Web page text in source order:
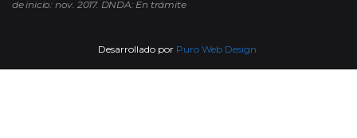
de inicio: nov. 2017. DNDA: En trámite
Desarrollado por Puro Web Design.